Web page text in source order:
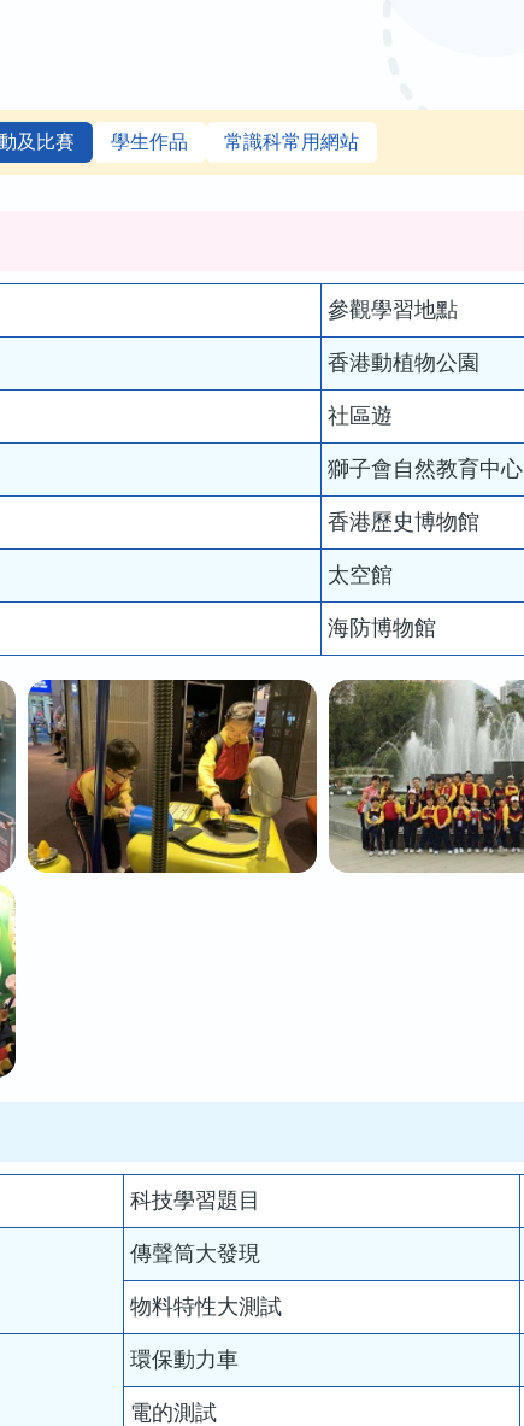
及比賽 學生作品 常識科常用網站
參觀學習地點
香港動植物公園
社區遊
獅子會自然教育中心
香港歷史博物館
太空館
海防博物館
科技學習題目
傳聲筒大發現
物料特性大測試
環保動力車
電的測試